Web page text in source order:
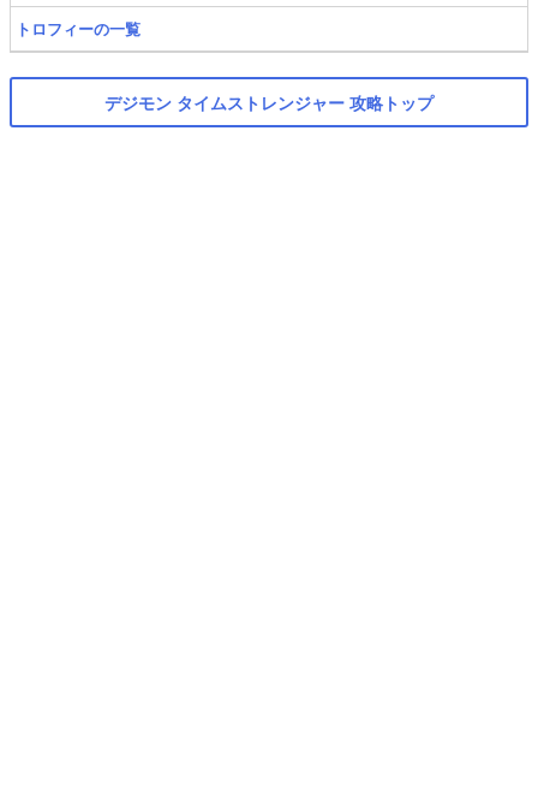
トロフィーの一覧
デジモン タイムストレンジャー 攻略トップ